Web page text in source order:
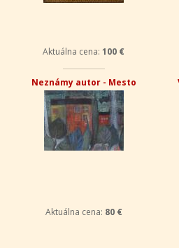
Aktuálna cena: 100 €
Neznámy autor - Mesto
Aktuálna cena: 80 €